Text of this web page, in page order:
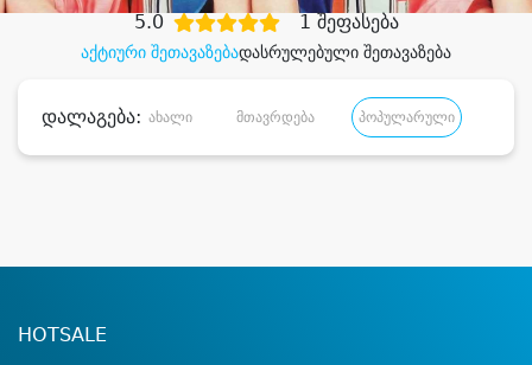
აქტიური შეთავაზებადასრულებული შეთავაზება
5.0 1 შეფასება
დალაგება: ახალი მთავრდება პოპულარული
HOTSALE